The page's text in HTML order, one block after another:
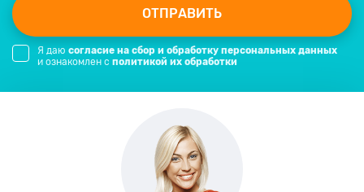
ОТПРАВИТЬ
Я даю согласие на сбор и обработку персональных данных
и ознакомлен с политикой их обработки